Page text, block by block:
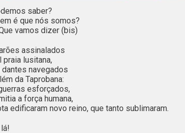
saber?
é que nós somos?
vamos dizer (bis)
assinalados
praia lusitana,
navegados
da Taprobana:
esforçados,
a força humana,
edificaram novo reino, que tanto sublimaram.